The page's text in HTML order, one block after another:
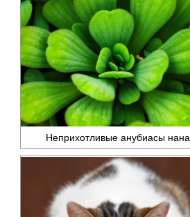
Неприхотливые анубиасы нана